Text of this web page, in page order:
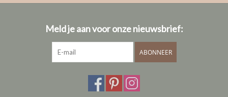
Meld je aan voor onze nieuwsbrief:
ABONNEER